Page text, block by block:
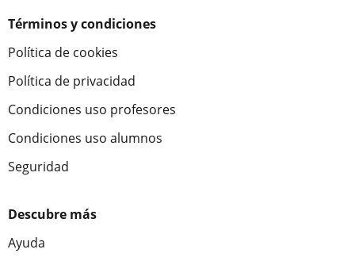
Términos y condiciones
Política de cookies
Política de privacidad
Condiciones uso profesores
Condiciones uso alumnos
Seguridad
Descubre más
Ayuda